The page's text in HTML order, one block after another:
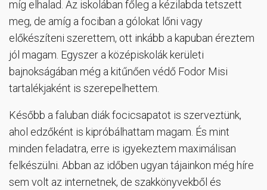
míg elhalad. Az iskolában főleg a kézilabda tetszett
meg, de amíg a fociban a gólokat lőni vagy
előkészíteni szerettem, ott inkább a kapuban éreztem
jól magam. Egyszer a középiskolák kerületi
bajnokságában még a kitűnően védő Fodor Misi
tartalékjaként is szerepelhettem.
Később a faluban diák focicsapatot is szerveztünk,
ahol edzőként is kipróbálhattam magam. És mint
minden feladatra, erre is igyekeztem maximálisan
felkészülni. Abban az időben ugyan tájainkon még híre
sem volt az internetnek, de szakkönyvekből és